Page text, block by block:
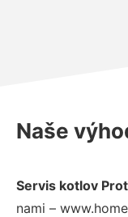
Naše
Servis kotlov
nami –